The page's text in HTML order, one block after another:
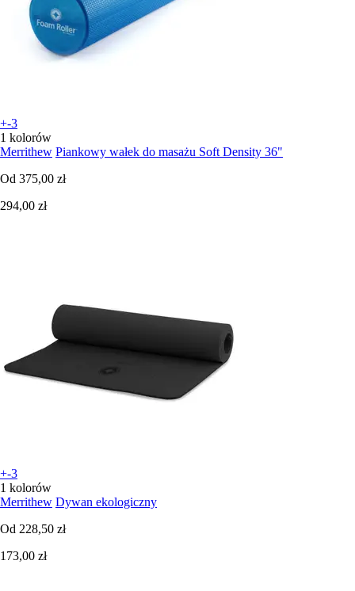
+-3
1 kolorów
Merrithew Piankowy wałek do masażu Soft Density 36"
Od 375,00 zł
294,00 zł
+-3
1 kolorów
Merrithew Dywan ekologiczny
Od 228,50 zł
173,00 zł